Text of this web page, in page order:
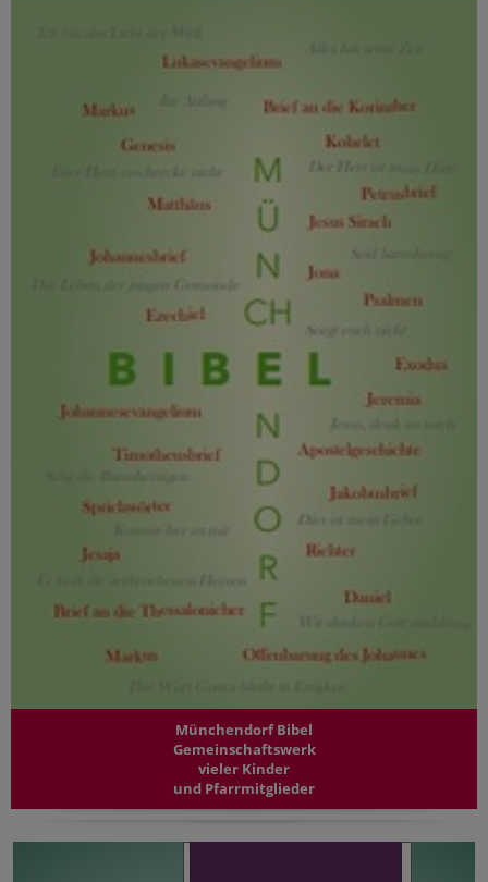
Münchendorf Bibel
Gemeinschaftswerk
vieler Kinder
und Pfarrmitglieder